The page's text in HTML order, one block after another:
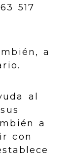
517
a
al
a
con